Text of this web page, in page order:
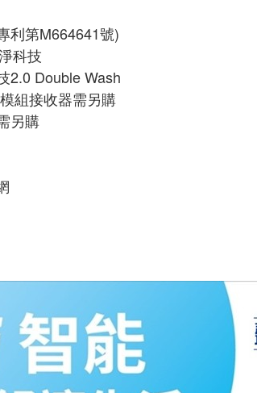
利第M664641號)
科技
2.0 Double Wash
組接收器需另購
另購